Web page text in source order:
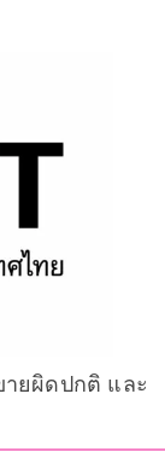
ยผิดปกติ และ